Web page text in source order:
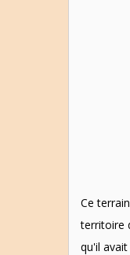
Ce
territoire
qu'il